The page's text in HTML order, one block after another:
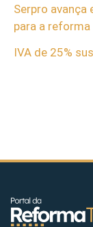
Serpro
para a
IVA de 25%